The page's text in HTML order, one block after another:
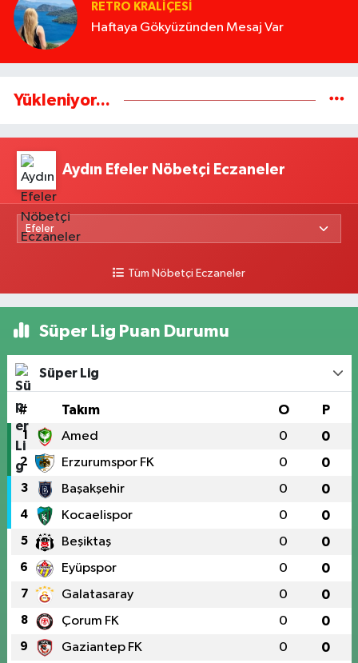
RETRO KRALIÇESI
Haftaya Gökyüzünden Mesaj Var
Yükleniyor...
Aydın Efeler Nöbetçi Eczaneler
Tüm Nöbetçi Eczaneler
Süper Lig Puan Durumu
Süper Lig
# Takım O P
1 Amed 0 0
2 Erzurumspor FK 0 0
3 Başakşehir 0 0
4 Kocaelispor 0 0
5 Beşiktaş 0 0
6 Eyüpspor 0 0
7 Galatasaray 0 0
8 Çorum FK 0 0
9 Gaziantep FK 0 0